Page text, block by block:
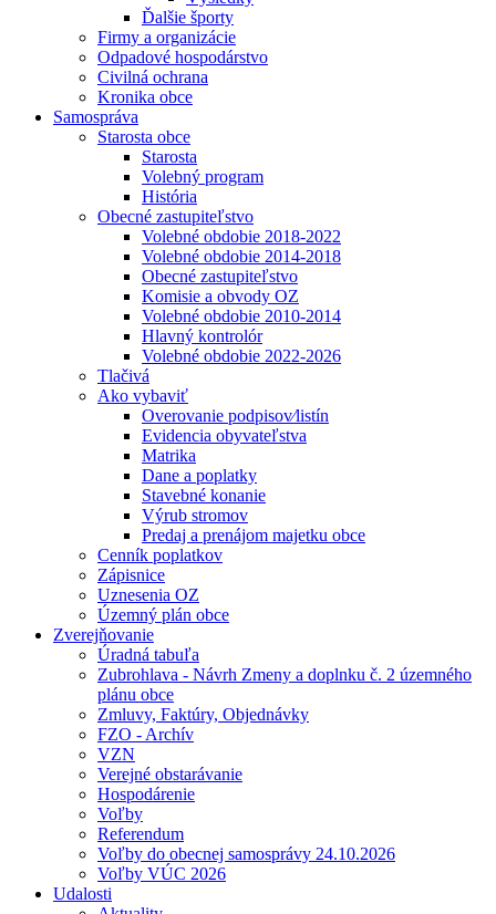
Ďalšie športy
Firmy a organizácie
Odpadové hospodárstvo
Civilná ochrana
Kronika obce
Samospráva
Starosta obce
Starosta
Volebný program
História
Obecné zastupiteľstvo
Volebné obdobie 2018-2022
Volebné obdobie 2014-2018
Obecné zastupiteľstvo
Komisie a obvody OZ
Volebné obdobie 2010-2014
Hlavný kontrolór
Volebné obdobie 2022-2026
Tlačivá
Ako vybaviť
Overovanie podpisov⁄listín
Evidencia obyvateľstva
Matrika
Dane a poplatky
Stavebné konanie
Výrub stromov
Predaj a prenájom majetku obce
Cenník poplatkov
Zápisnice
Uznesenia OZ
Územný plán obce
Zverejňovanie
Úradná tabuľa
Zubrohlava - Návrh Zmeny a doplnku č. 2 územného
plánu obce
Zmluvy, Faktúry, Objednávky
FZO - Archív
VZN
Verejné obstarávanie
Hospodárenie
Voľby
Referendum
Voľby do obecnej samosprávy 24.10.2026
Voľby VÚC 2026
Udalosti